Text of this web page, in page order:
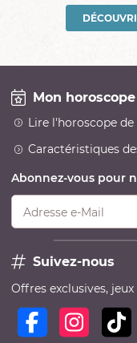
Mon horoscope
Lire l'horoscope
Caractéristiques
Abonnez-vous pour
Adresse e-Mail
Suivez-nous
Offres exclusives,